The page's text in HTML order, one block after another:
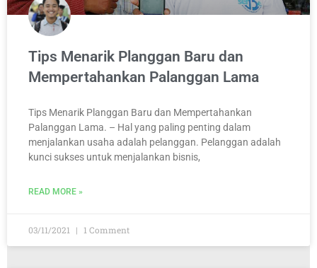
Tips Menarik Planggan Baru dan
Mempertahankan Palanggan Lama
Tips Menarik Planggan Baru dan Mempertahankan
Palanggan Lama. – Hal yang paling penting dalam
menjalankan usaha adalah pelanggan. Pelanggan adalah
kunci sukses untuk menjalankan bisnis,
READ MORE »
03/11/2021 1 Comment